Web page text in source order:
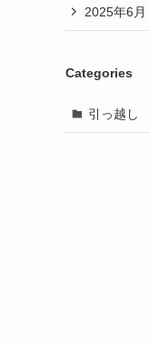
2025年6月
Categories
引っ越し